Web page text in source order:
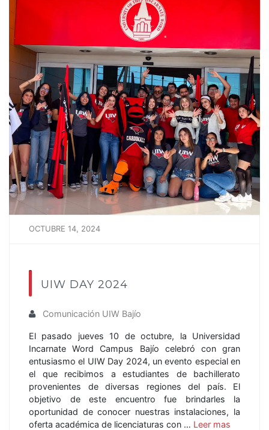
OCTUBRE 14, 2024
UIW DAY 2024
Comunicación UIW Bajío
El pasado jueves 10 de octubre, la Universidad
Incarnate Word Campus Bajío celebró con gran
entusiasmo el UIW Day 2024, un evento especial en
el que recibimos a estudiantes de bachillerato
provenientes de diversas regiones del país. El
objetivo de este encuentro fue brindarles la
oportunidad de conocer nuestras instalaciones, la
oferta académica de licenciaturas con … Leer mas